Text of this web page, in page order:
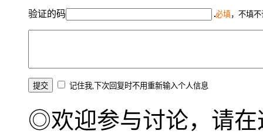
验证的码 必填，不填
记住我,下次回复时不用重新输入个人信息
◎欢迎参与讨论，请在